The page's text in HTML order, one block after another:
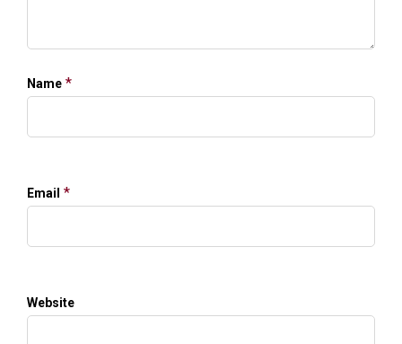
Name *
Email *
Website